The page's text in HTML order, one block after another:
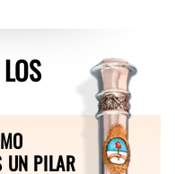
UN PILAR